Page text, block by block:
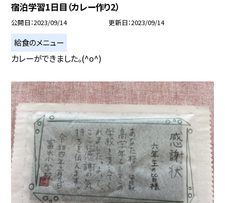
宿泊学習1日目（カレー作り2）
公開日 2023/09/14 更新日 2023/09/14
給食のメニュー
カレーができました。(^o^)